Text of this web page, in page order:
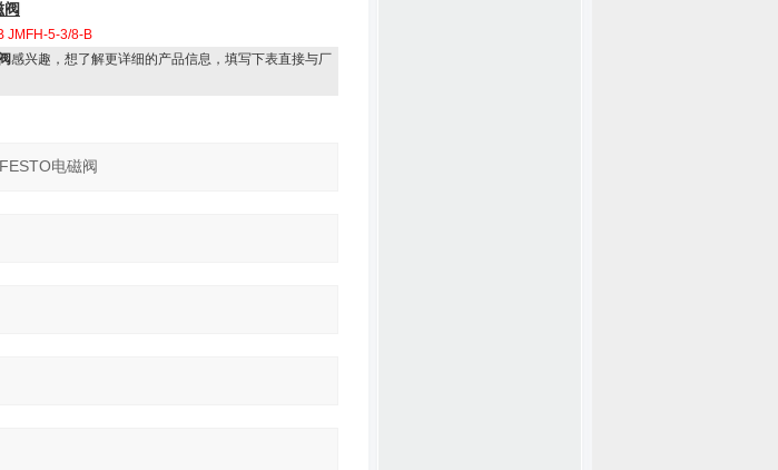
阀
JMFH-5-3/8-B
感兴趣，想了解更详细的产品信息，填写下表直接与厂